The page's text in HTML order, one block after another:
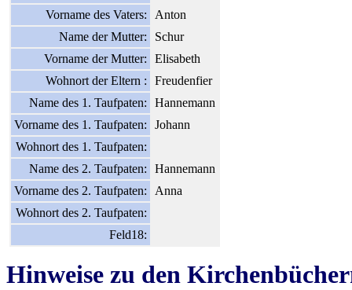
Vorname des Vaters:
Anton
Name der Mutter:
Schur
Vorname der Mutter:
Elisabeth
Wohnort der Eltern :
Freudenfier
Name des 1. Taufpaten:
Hannemann
Vorname des 1. Taufpaten:
Johann
Wohnort des 1. Taufpaten:
Name des 2. Taufpaten:
Hannemann
Vorname des 2. Taufpaten:
Anna
Wohnort des 2. Taufpaten:
Feld18:
Hinweise zu den